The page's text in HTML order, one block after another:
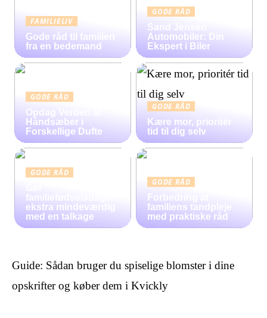
FAMILIELIV
Gode råd til familien
fra en bedemand
GODE RÅD
Sand Jensen
Automobiler: Din
Ekspert i Biler
GODE RÅD
Opdag Verden af
Håndsæber i
Forskellige Dufte
GODE RÅD
Kære mor, prioritér
tid til dig selv
GODE RÅD
familiefødselsdagen
ekstra mindeværdig
med en talkage
GODE RÅD
Forbedring af
familiens tandpleje
med praktiske råd
Guide: Sådan bruger du spiselige blomster i dine
opskrifter og køber dem i Kvickly